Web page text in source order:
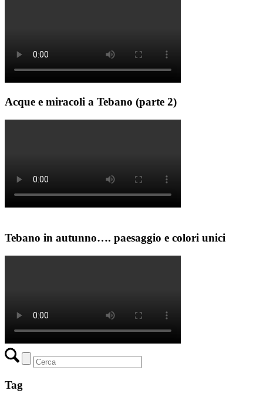
Acque e miracoli a Tebano (parte 2)
Tebano in autunno…. paesaggio e colori unici
Tag